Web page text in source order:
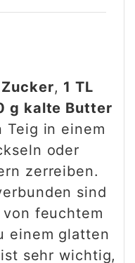
, 1 TL
g kalte Butter
Teig in einem
oder
zerreiben.
sind
feuchtem
einem glatten
sehr wichtig,